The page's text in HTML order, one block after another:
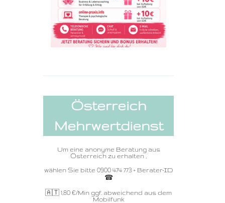
Österreich
Mehrwertdienst
Um eine anonyme Beratung aus
Österreich zu erhalten ,
wählen Sie bitte 0900 474 773 + Berater-ID
☎ ️
🇦🇹 1,80 €/Min ggf. abweichend aus dem
Mobilfunk